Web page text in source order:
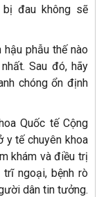
bị đau không sẽ
phẫu thế nào
Sau đó, hãy
chóng ổn định
Quốc tế Cộng
y tế chuyên khoa
khám và điều trị
ngoại, bệnh rò
dân tin tưởng.